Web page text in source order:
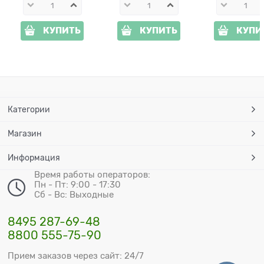
КУПИТЬ КУПИТЬ
Категории
Магазин
Информация
Время работы операторов:
Пн - Пт: 9:00 - 17:30
Сб - Вс: Выходные
8495 287-69-48
8800 555-75-90
Прием заказов через сайт: 24/7